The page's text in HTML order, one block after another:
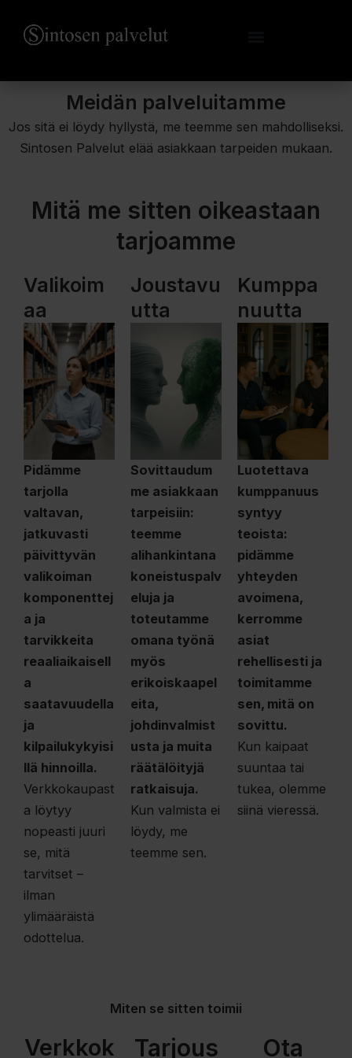
Meidän palveluitamme
Jos sitä ei löydy hyllystä, me teemme sen mahdolliseksi.
Sintosen Palvelut elää asiakkaan tarpeiden mukaan.
Mitä me sitten oikeastaan
tarjoamme
Valikoim
aa
Pidämme
tarjolla
valtavan,
jatkuvasti
päivittyvän
valikoiman
komponenttej
a ja
tarvikkeita
reaaliaikaisell
a
saatavuudella
ja
kilpailukykyisi
llä hinnoilla.
Verkkokaupast
a löytyy
nopeasti juuri
se, mitä
tarvitset –
ilman
ylimääräistä
odottelua.
Joustavu
utta
Sovittaudum
me asiakkaan
tarpeisiin:
teemme
alihankintana
koneistuspalv
eluja ja
toteutamme
omana työnä
myös
erikoiskaapel
eita,
johdinvalmist
usta ja muita
räätälöityjä
ratkaisuja.
Kun valmista ei
löydy, me
teemme sen.
Kumppa
nuutta
Luotettava
kumppanuus
syntyy
teoista:
pidämme
yhteyden
avoimena,
kerromme
asiat
rehellisesti ja
toimitamme
sen, mitä on
sovittu.
Kun kaipaat
suuntaa tai
tukea, olemme
siinä vieressä.
Miten se sitten toimii
Verkkok
Tarjous
Ota